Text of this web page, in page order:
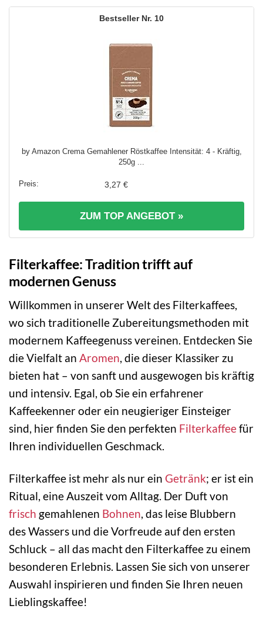
10
by Amazon Crema Gemahlener Röstkaffee Intensität: 4 - Kräftig,
250g ...
3,27 €
ZUM TOP ANGEBOT »
Filterkaffee: Tradition trifft auf
modernen Genuss
Willkommen in unserer Welt des Filterkaffees,
wo sich traditionelle Zubereitungsmethoden mit
modernem Kaffeegenuss vereinen. Entdecken Sie
die Vielfalt an Aromen, die dieser Klassiker zu
bieten hat – von sanft und ausgewogen bis kräftig
und intensiv. Egal, ob Sie ein erfahrener
Kaffeekenner oder ein neugieriger Einsteiger
sind, hier finden Sie den perfekten Filterkaffeefür
Ihren individuellen Geschmack.
Filterkaffee ist mehr als nur ein Getränk; er ist ein
Ritual, eine Auszeit vom Alltag. Der Duft von
frisch gemahlenen Bohnen, das leise Blubbern
des Wassers und die Vorfreude auf den ersten
Schluck – all das macht den Filterkaffee zu einem
besonderen Erlebnis. Lassen Sie sich von unserer
Auswahl inspirieren und finden Sie Ihren neuen
Lieblingskaffee!